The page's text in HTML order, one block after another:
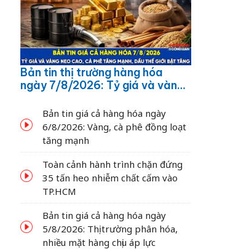
Bản tin thị trường hàng hóa
ngày 7/8/2026: Tỷ giá và vàng
dầu thế giới bật tăng
Bản tin giá cả hàng hóa ngày
6/8/2026: Vàng, cà phê đồng loạt
tăng mạnh
Toàn cảnh hành trình chặn đứng
35 tấn heo nhiễm chất cấm vào
TP.HCM
Bản tin giá cả hàng hóa ngày
5/8/2026: Thị trường phân hóa,
nhiều mặt hàng chịu áp lực